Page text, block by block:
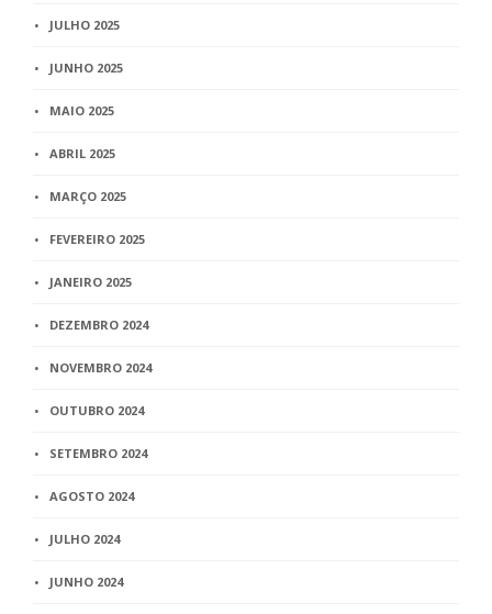
JULHO 2025
JUNHO 2025
MAIO 2025
ABRIL 2025
MARÇO 2025
FEVEREIRO 2025
JANEIRO 2025
DEZEMBRO 2024
NOVEMBRO 2024
OUTUBRO 2024
SETEMBRO 2024
AGOSTO 2024
JULHO 2024
JUNHO 2024